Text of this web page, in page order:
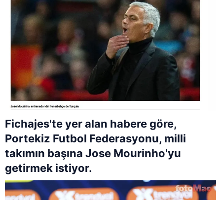
Fichajes'te yer alan habere göre,
Portekiz Futbol Federasyonu, milli
takımın başına Jose Mourinho'yu
getirmek istiyor.